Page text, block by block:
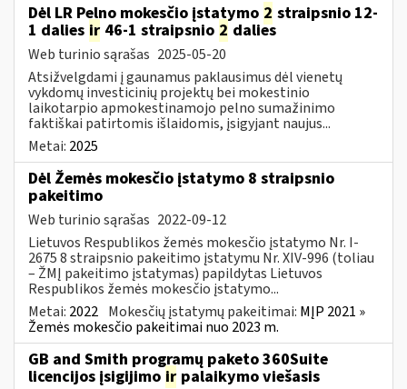
Dėl LR Pelno mokesčio įstatymo 2 straipsnio 12-
1 dalies ir 46-1 straipsnio 2 dalies
Web turinio sąrašas 2025-05-20
Atsižvelgdami į gaunamus paklausimus dėl vienetų
vykdomų investicinių projektų bei mokestinio
laikotarpio apmokestinamojo pelno sumažinimo
faktiškai patirtomis išlaidomis, įsigyjant naujus...
Metai: 2025
Dėl Žemės mokesčio įstatymo 8 straipsnio
pakeitimo
Web turinio sąrašas 2022-09-12
Lietuvos Respublikos žemės mokesčio įstatymo Nr. I-
2675 8 straipsnio pakeitimo įstatymu Nr. XIV-996 (toliau
– ŽMĮ pakeitimo įstatymas) papildytas Lietuvos
Respublikos žemės mokesčio įstatymo...
Metai: 2022 Mokesčių įstatymų pakeitimai: MĮP 2021 »
Žemės mokesčio pakeitimai nuo 2023 m.
GB and Smith programų paketo 360Suite
licencijos įsigijimo ir palaikymo viešasis